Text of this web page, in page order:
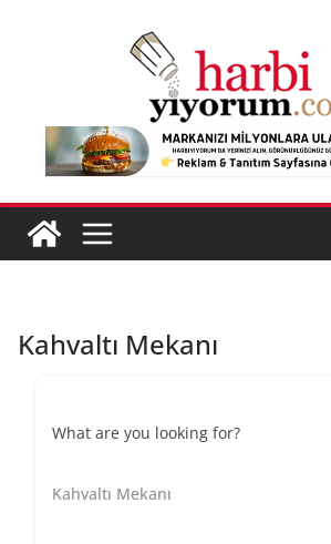
Kahvaltı Mekanı
What are you looking for?
Kahvaltı Mekanı